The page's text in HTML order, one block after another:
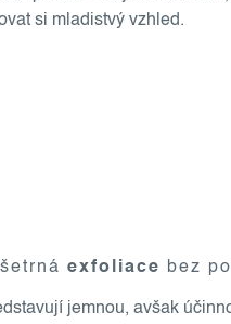
si mladistvý vzhled.
exfoliace bez
jemnou, avšak